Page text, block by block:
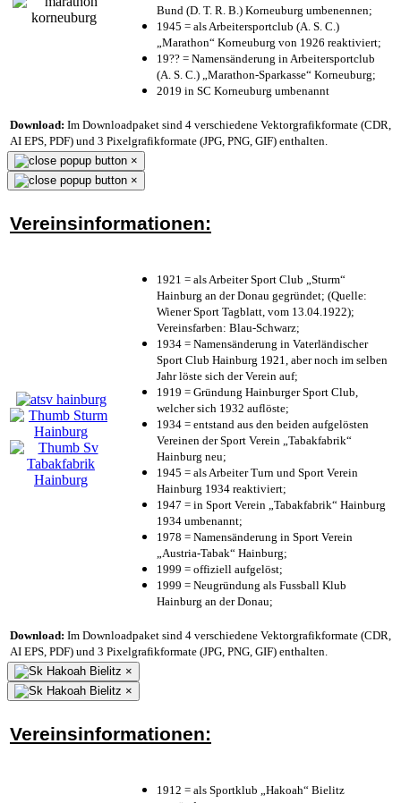
Bund (D. T. R. B.) Korneuburg umbenennen;
1945 = als Arbeitersportclub (A. S. C.)
„Marathon“ Korneuburg von 1926 reaktiviert;
19?? = Namensänderung in Arbeitersportclub
(A. S. C.) „Marathon-Sparkasse“ Korneuburg;
2019 in SC Korneuburg umbenannt
Download: Im Downloadpaket sind 4 verschiedene Vektorgrafikformate (CDR,
AI EPS, PDF) und 3 Pixelgrafikformate (JPG, PNG, GIF) enthalten.
×
×
Vereinsinformationen:
1921 = als Arbeiter Sport Club „Sturm“
Hainburg an der Donau gegründet; (Quelle:
Wiener Sport Tagblatt, vom 13.04.1922);
Vereinsfarben: Blau-Schwarz;
1934 = Namensänderung in Vaterländischer
Sport Club Hainburg 1921, aber noch im selben
Jahr löste sich der Verein auf;
1919 = Gründung Hainburger Sport Club,
welcher sich 1932 auflöste;
1934 = entstand aus den beiden aufgelösten
Vereinen der Sport Verein „Tabakfabrik“
Hainburg neu;
1945 = als Arbeiter Turn und Sport Verein
Hainburg 1934 reaktiviert;
1947 = in Sport Verein „Tabakfabrik“ Hainburg
1934 umbenannt;
1978 = Namensänderung in Sport Verein
„Austria-Tabak“ Hainburg;
1999 = offiziell aufgelöst;
1999 = Neugründung als Fussball Klub
Hainburg an der Donau;
Download: Im Downloadpaket sind 4 verschiedene Vektorgrafikformate (CDR,
AI EPS, PDF) und 3 Pixelgrafikformate (JPG, PNG, GIF) enthalten.
×
×
Vereinsinformationen:
1912 = als Sportklub „Hakoah“ Bielitz